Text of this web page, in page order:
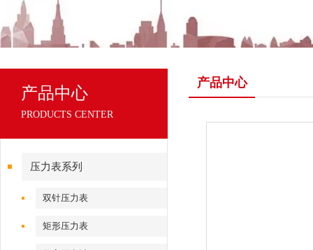
产品中心
PRODUCTS CENTER
压力表系列
双针压力表
矩形压力表
产品中心